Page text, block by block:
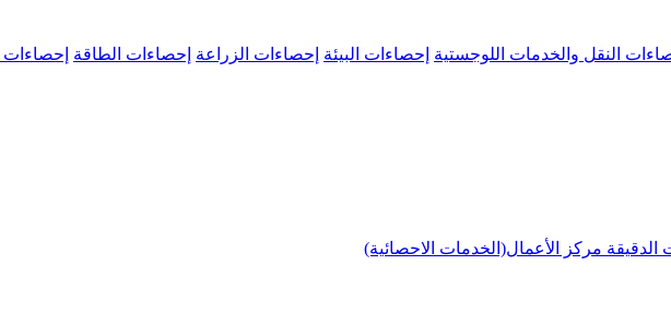
النقل والخدمات اللوجستية إحصاءات البيئة إحصاءات الزراعة إحصاءات الطاقة إحصاءات
الدقيقة مركز الأعمال(الخدمات الاحصائية)